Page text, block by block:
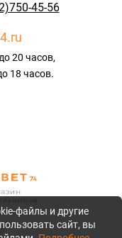
45-56
20 часов,
18 часов.
файлы и другие
сайт, вы